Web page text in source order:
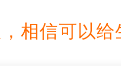
相信可以给